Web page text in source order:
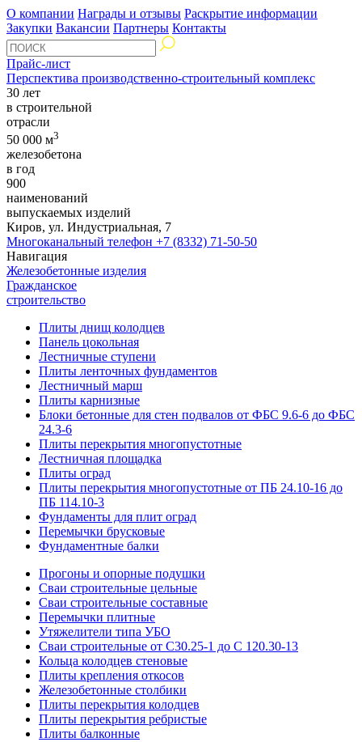
О компании Награды и отзывы Раскрытие информации
Закупки Вакансии Партнеры Контакты
Прайс-лист
Перспектива производственно-строительный комплекс
30 лет
в строительной
отрасли
50 000 м3
железобетона
в год
900
наименований
выпускаемых изделий
Киров, ул. Индустриальная, 7
Многоканальный телефон +7 (8332) 71-50-50
Навигация
Железобетонные изделия
Гражданское
строительство
Плиты днищ колодцев
Панель цокольная
Лестничные ступени
Плиты ленточных фундаментов
Лестничный марш
Плиты карнизные
Блоки бетонные для стен подвалов от ФБС 9.6-6 до ФБС
24.3-6
Плиты перекрытия многопустотные
Лестничная площадка
Плиты оград
Плиты перекрытия многопустотные от ПБ 24.10-16 до
ПБ 114.10-3
Фундаменты для плит оград
Перемычки брусковые
Фундаментные балки
Прогоны и опорные подушки
Сваи строительные цельные
Сваи строительные составные
Перемычки плитные
Утяжелители типа УБО
Сваи строительные от С30.25-1 до С 120.30-13
Кольца колодцев стеновые
Плиты крепления откосов
Железобетонные столбики
Плиты перекрытия колодцев
Плиты перекрытия ребристые
Плиты балконные